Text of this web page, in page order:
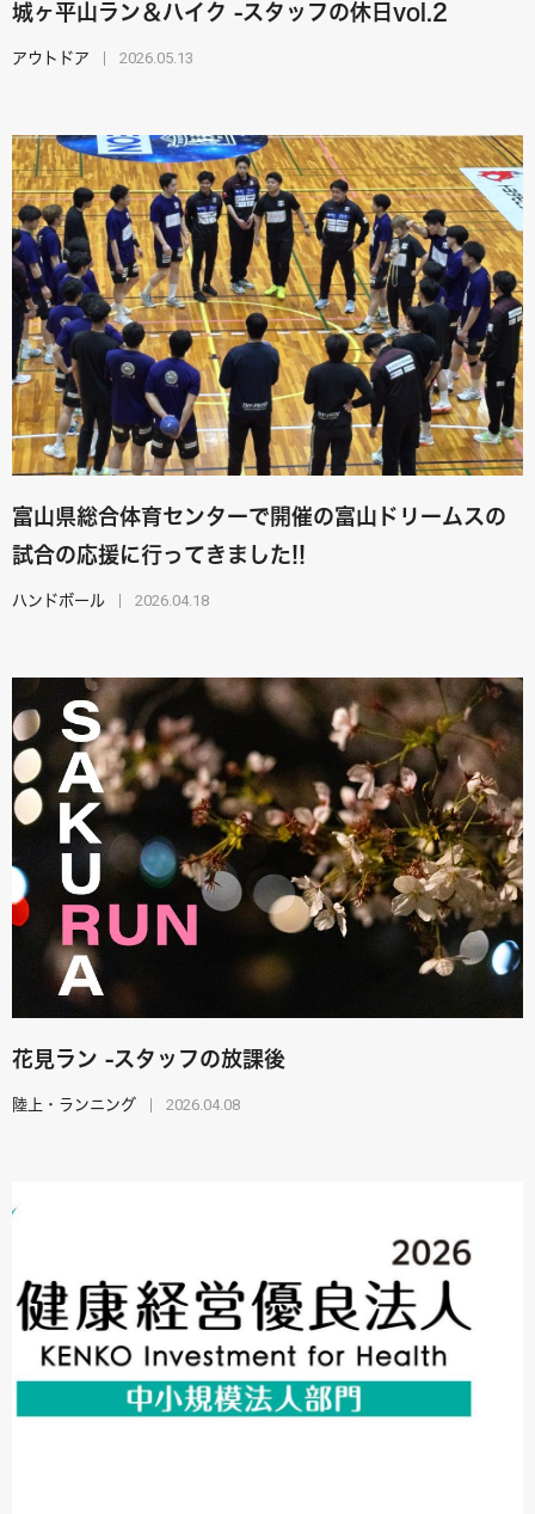
城ヶ平山ラン＆ハイク -スタッフの休日vol.2
アウトドア 2026.05.13
富山県総合体育センターで開催の富山ドリームスの
試合の応援に行ってきました!!
ハンドボール 2026.04.18
花見ラン -スタッフの放課後
陸上・ランニング 2026.04.08